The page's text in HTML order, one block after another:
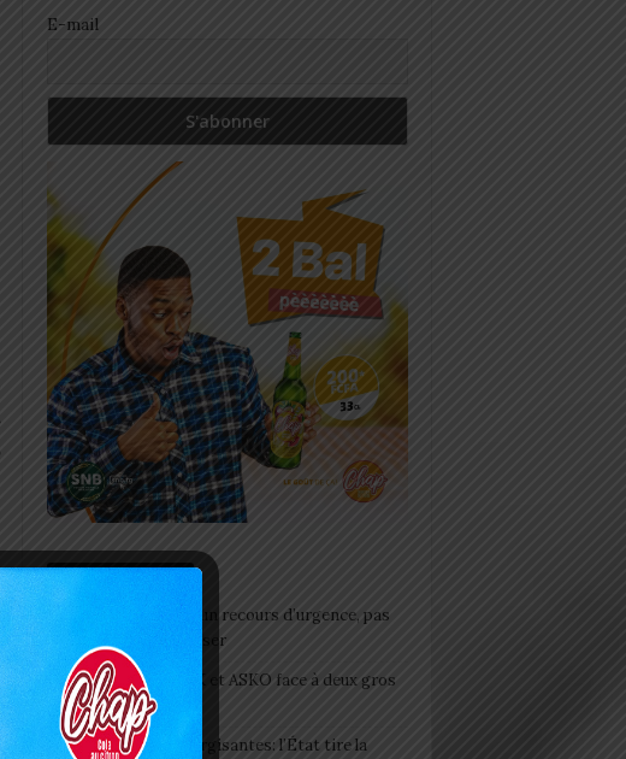
E-mail
Articles récents
Pilule du lendemain : un recours d’urgence, pas
une habitude à banaliser
Interclubs CAF: ASCK et ASKO face à deux gros
morceaux
Togo/ Boissons énergisantes: l’État tire la